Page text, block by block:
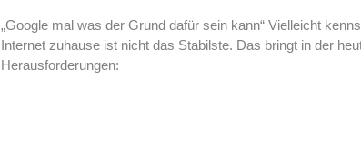
„Google mal was der Grund dafür sein kann“ Vielleicht
Internet zuhause ist nicht das Stabilste. Das bringt in der
Herausforderungen: